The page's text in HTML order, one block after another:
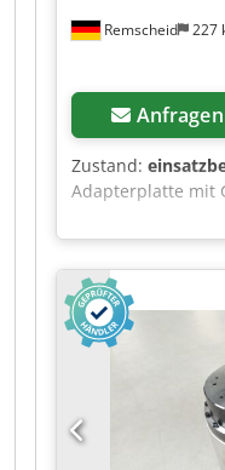
Remscheid 227
Anfragen
Zustand:
Adapterplatte mit
LB3.075.030-
1000
100%
Codpfx Aaezr Dc